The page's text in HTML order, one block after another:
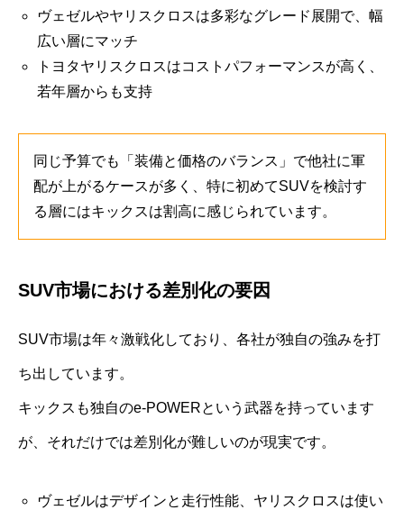
ヴェゼルやヤリスクロスは多彩なグレード展開で、幅
広い層にマッチ
トヨタヤリスクロスはコストパフォーマンスが高く、
若年層からも支持
同じ予算でも「装備と価格のバランス」で他社に軍
配が上がるケースが多く、特に初めてSUVを検討す
る層にはキックスは割高に感じられています。
SUV市場における差別化の要因
SUV市場は年々激戦化しており、各社が独自の強みを打
ち出しています。
キックスも独自のe-POWERという武器を持っています
が、それだけでは差別化が難しいのが現実です。
ヴェゼルはデザインと走行性能、ヤリスクロスは使い